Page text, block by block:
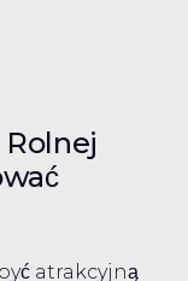
atrakcyjną